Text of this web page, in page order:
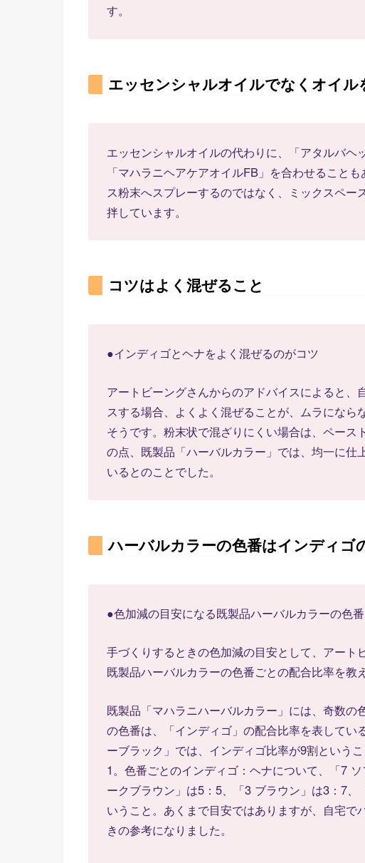
す。
エッセンシャルオイルでなくオイ
エッセンシャルオイルの代わりに、「アタルバヘ
「マハラニヘアケアオイルFB」を合わせること
ス粉末へスプレーするのではなく、ミックスペー
拌しています。
コツはよく混ぜること
●インディゴとヘナをよく混ぜるのがコツ
アートビーングさんからのアドバイスによると、
スする場合、よくよく混ぜることが、ムラになら
そうです。粉末状で混ざりにくい場合は、ペース
の点、既製品「ハーバルカラー」では、均一に仕
いるとのことでした。
ハーバルカラーの色番はインディゴ
●色加減の目安になる既製品ハーバルカラーの色番
手づくりするときの色加減の目安として、アート
既製品ハーバルカラーの色番ごとの配合比率を教
既製品「マハラニハーバルカラー」には、奇数の
の色番は、「インディゴ」の配合比率を表してい
ーブラック」では、インディゴ比率が9割という
1。色番ごとのインディゴ：ヘナについて、「7
ークブラウン」は5：5、「3 ブラウン」は3：7、
いうこと。あくまで目安ではありますが、自宅で
きの参考になりました。